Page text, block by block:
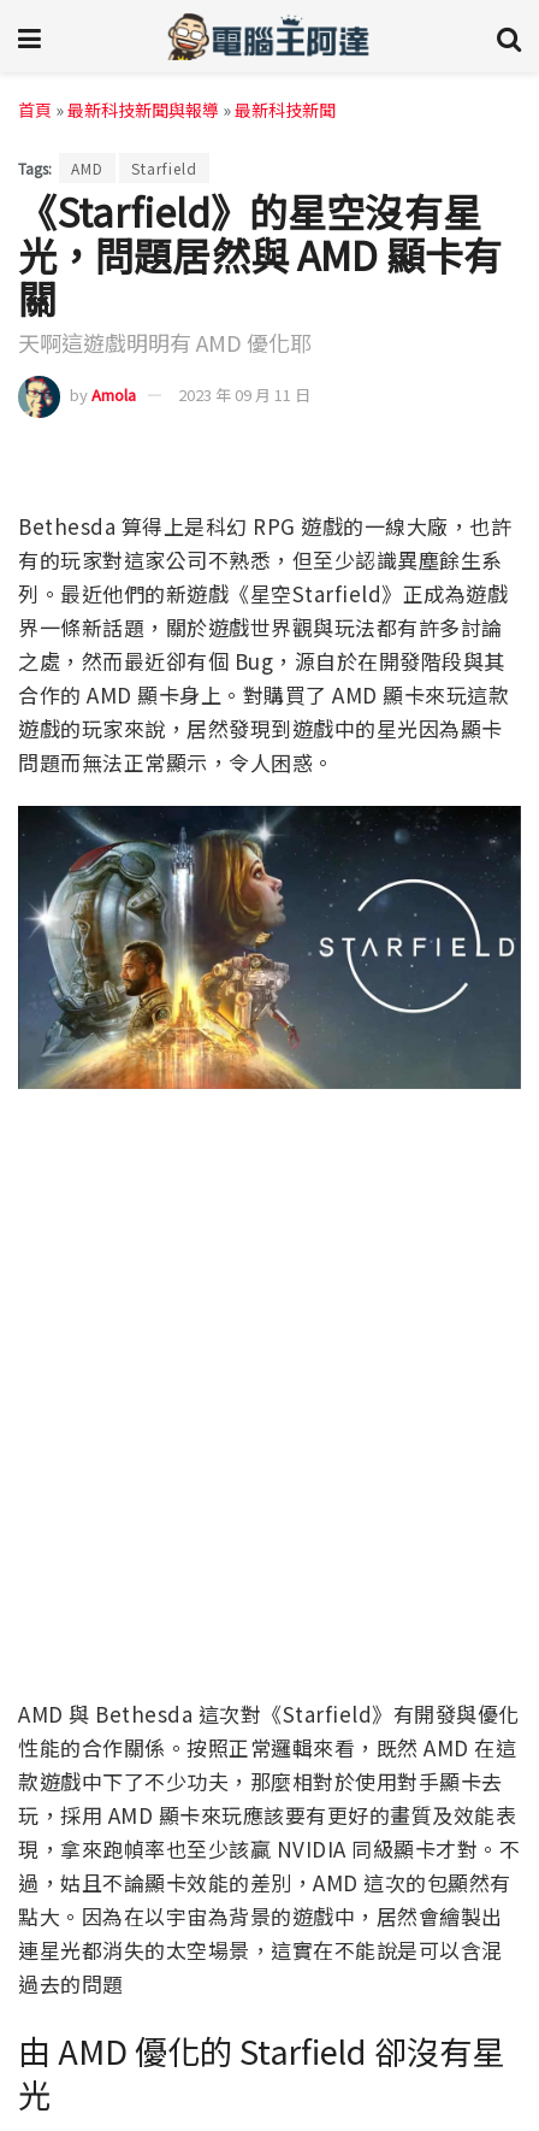
首頁 »最新科技新聞與報導 »最新科技新聞
Tags: AMD Starfield
《Starfield》的星空沒有星
光，問題居然與 AMD 顯卡有
關
天啊這遊戲明明有 AMD 優化耶
byAmola 2023 年 09 月 11 日
Bethesda 算得上是科幻 RPG 遊戲的一線大廠，也許
有的玩家對這家公司不熟悉，但至少認識異塵餘生系
列。最近他們的新遊戲《星空Starfield》正成為遊戲
界一條新話題，關於遊戲世界觀與玩法都有許多討論
之處，然而最近卻有個 Bug，源自於在開發階段與其
合作的 AMD 顯卡身上。對購買了 AMD 顯卡來玩這款
遊戲的玩家來說，居然發現到遊戲中的星光因為顯卡
問題而無法正常顯示，令人困惑。
AMD 與 Bethesda 這次對《Starfield》有開發與優化
性能的合作關係。按照正常邏輯來看，既然 AMD 在這
款遊戲中下了不少功夫，那麼相對於使用對手顯卡去
玩，採用 AMD 顯卡來玩應該要有更好的畫質及效能表
現，拿來跑幀率也至少該贏 NVIDIA 同級顯卡才對。不
過，姑且不論顯卡效能的差別，AMD 這次的包顯然有
點大。因為在以宇宙為背景的遊戲中，居然會繪製出
連星光都消失的太空場景，這實在不能說是可以含混
過去的問題
由 AMD 優化的 Starfield 卻沒有星
光